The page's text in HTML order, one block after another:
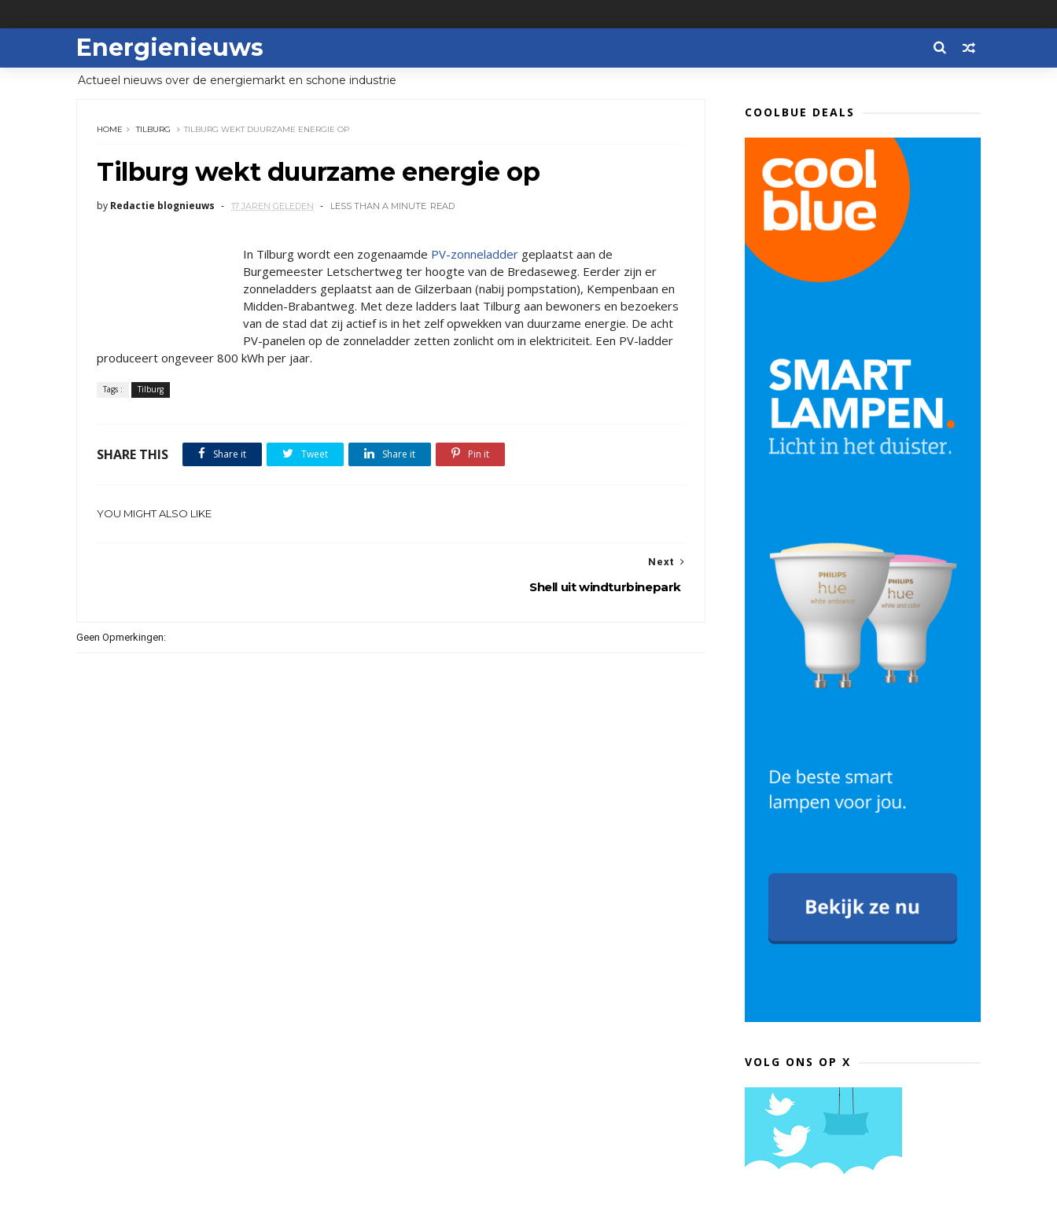
Energienieuws
Actueel nieuws over de energiemarkt en schone industrie
HOME TILBURG TILBURG WEKT DUURZAME ENERGIE OP
Tilburg wekt duurzame energie op
by Redactie blognieuws 17 JAREN GELEDEN LESS THAN A MINUTE READ
In Tilburg wordt een zogenaamde PV-zonneladder geplaatst aan de
Burgemeester Letschertweg ter hoogte van de Bredaseweg. Eerder zijn er
zonneladders geplaatst aan de Gilzerbaan (nabij pompstation), Kempenbaan en
Midden-Brabantweg. Met deze ladders laat Tilburg aan bewoners en bezoekers
van de stad dat zij actief is in het zelf opwekken van duurzame energie. De acht
PV-panelen op de zonneladder zetten zonlicht om in elektriciteit. Een PV-ladder
produceert ongeveer 800 kWh per jaar.
Tags : Tilburg
SHARE THIS Share it Tweet Share it Pin it
YOU MIGHT ALSO LIKE
Next
Shell uit windturbinepark
Geen Opmerkingen:
COOLBUE DEALS
VOLG ONS OP X